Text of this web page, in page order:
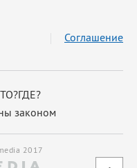
законом
Соглашение
2017